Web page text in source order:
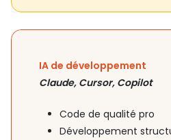
IA de développement
Claude, Cursor, Copilot
Code de qualité pro
Développement